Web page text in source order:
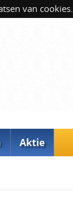
van cookies.
Aktie